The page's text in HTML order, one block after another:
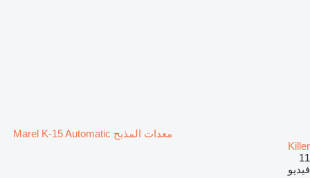
معدات المذبح Marel K-15 Automatic
Killer
11
فيديو